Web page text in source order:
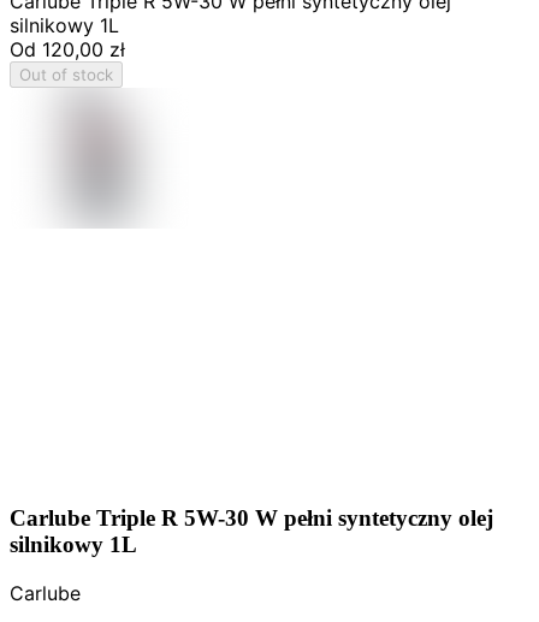
silnikowy 1L
Od 120,00 zł
Out of stock
Carlube Triple R 5W-30 W pełni syntetyczny olej
silnikowy 1L
Carlube